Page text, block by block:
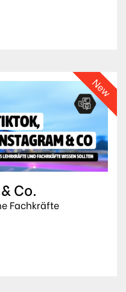
New
Co.
Fachkräfte